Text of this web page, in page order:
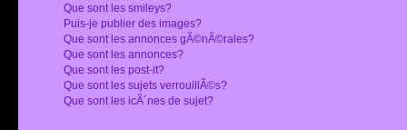
Que sont les smileys?
Puis-je publier des images?
Que sont les annonces gÃ©nÃ©rales?
Que sont les annonces?
Que sont les post-it?
Que sont les sujets verrouillÃ©s?
Que sont les icÃ´nes de sujet?